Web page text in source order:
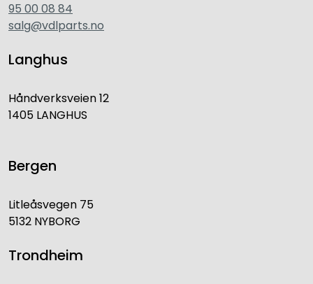
95 00 08 84
salg@vdlparts.no
Langhus
Håndverksveien 12
1405 LANGHUS
Bergen
Litleåsvegen 75
5132 NYBORG
Trondheim